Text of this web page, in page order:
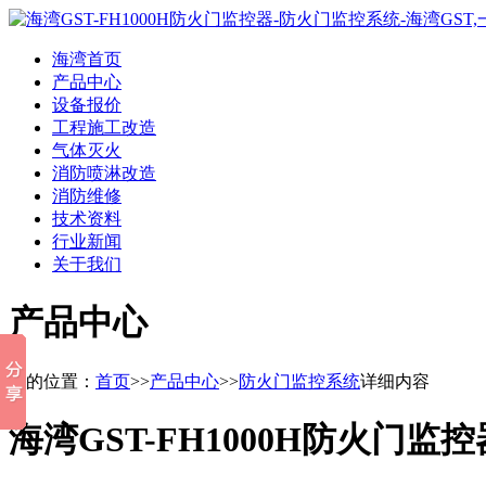
海湾首页
产品中心
设备报价
工程施工改造
气体灭火
消防喷淋改造
消防维修
技术资料
行业新闻
关于我们
产品中心
您的位置： 首页>>产品中心>>防火门监控系统详细内容
海湾GST-FH1000H防火门监控